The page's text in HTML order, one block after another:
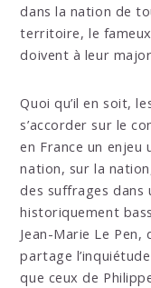
dans la nation de
territoire, le
doivent à leur
Quoi qu’il en soit,
s’accorder sur le
en France un
nation, sur la
des suffrages dans
historiquement
Jean-Marie Le
partage
que ceux de